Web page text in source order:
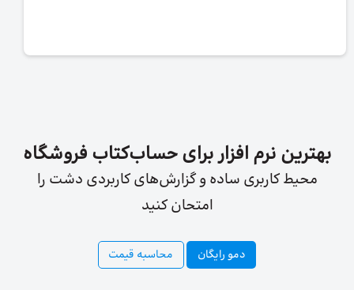
بهترین نرم افزار برای حساب‌کتاب فروشگاه
محیط کاربری ساده و گزارش‌های کاربردی دشت را
امتحان کنید
دمو رایگان محاسبه قیمت